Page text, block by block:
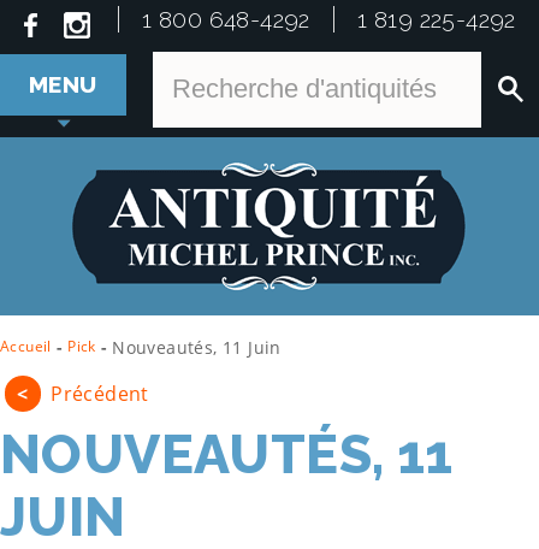
1 800 648-4292 1 819 225-4292
MENU
Accueil - Pick - Nouveautés, 11 Juin
< Précédent
NOUVEAUTÉS, 11
JUIN